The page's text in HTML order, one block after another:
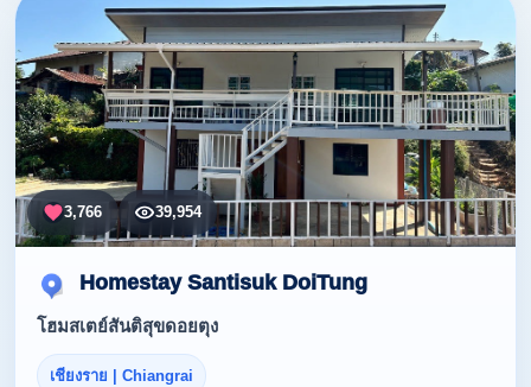
3,766 39,954
Homestay Santisuk DoiTung
โฮมสเตย์สันติสุขดอยตุง
เชียงราย | Chiangrai